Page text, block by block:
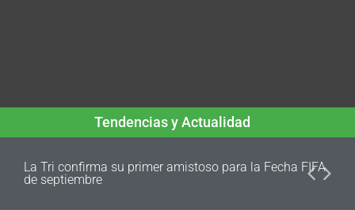
Tendencias y Actualidad
La Tri confirma su primer amistoso para la Fecha FIFA
de septiembre